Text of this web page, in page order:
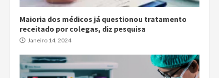
Maioria dos médicos já questionou tratamento
receitado por colegas, diz pesquisa
Janeiro 14, 2024